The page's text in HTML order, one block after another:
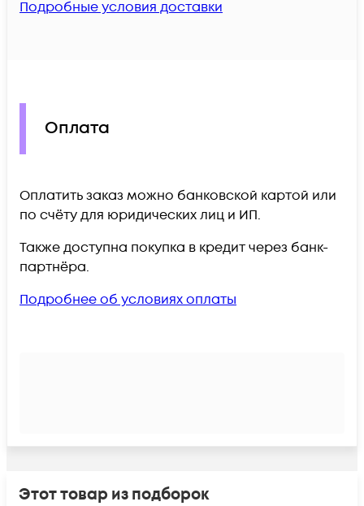
Подробные условия доставки
Оплата
Оплатить заказ можно банковской картой или
по счёту для юридических лиц и ИП.
Также доступна покупка в кредит через банк-
партнёра.
Подробнее об условиях оплаты
Этот товар из подборок